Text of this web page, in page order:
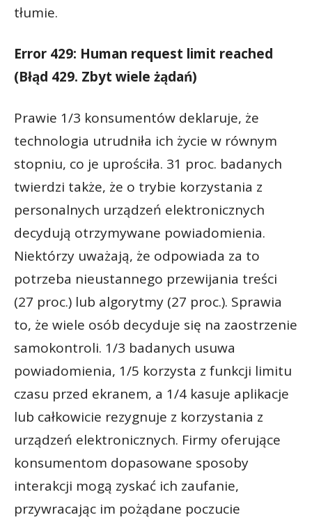
tłumie.
Error 429: Human request limit reached
(Błąd 429. Zbyt wiele żądań)
Prawie 1/3 konsumentów deklaruje, że
technologia utrudniła ich życie w równym
stopniu, co je uprościła. 31 proc. badanych
twierdzi także, że o trybie korzystania z
personalnych urządzeń elektronicznych
decydują otrzymywane powiadomienia.
Niektórzy uważają, że odpowiada za to
potrzeba nieustannego przewijania treści
(27 proc.) lub algorytmy (27 proc.). Sprawia
to, że wiele osób decyduje się na zaostrzenie
samokontroli. 1/3 badanych usuwa
powiadomienia, 1/5 korzysta z funkcji limitu
czasu przed ekranem, a 1/4 kasuje aplikacje
lub całkowicie rezygnuje z korzystania z
urządzeń elektronicznych. Firmy oferujące
konsumentom dopasowane sposoby
interakcji mogą zyskać ich zaufanie,
przywracając im pożądane poczucie